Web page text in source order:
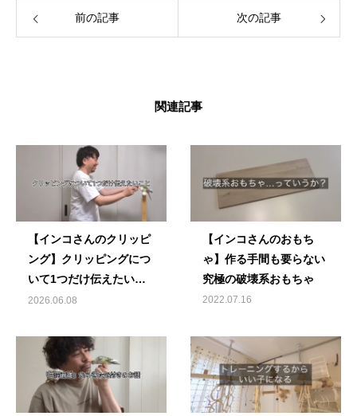
前の記事 次の記事
関連記事
【インコさんのクリッピ
ング】クリッピングにつ
いて1つだけ伝えたいこ
と
2026.06.08
【インコさんのおもち
ゃ】作る手間も要らない
究極の破壊系おもちゃ
2022.07.16